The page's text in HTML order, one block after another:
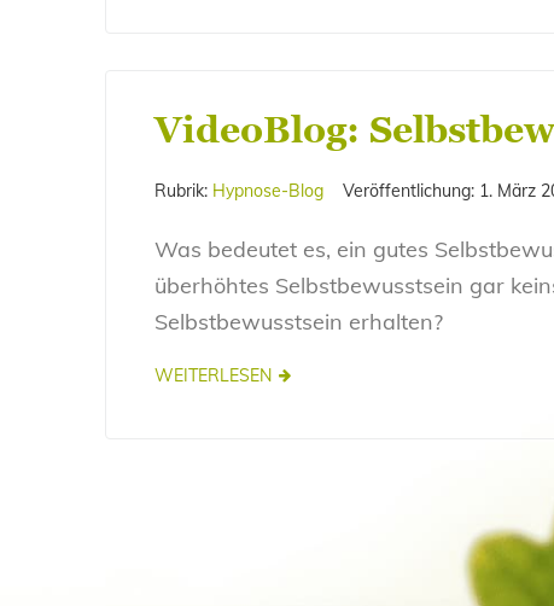
VideoBlog:
Rubrik: Hypnose-Blog Veröffentlichung: 1. März
Was bedeutet es, ein gutes
überhöhtes Selbstbewusstsein gar
Selbstbewusstsein erhalten?
WEITERLESEN